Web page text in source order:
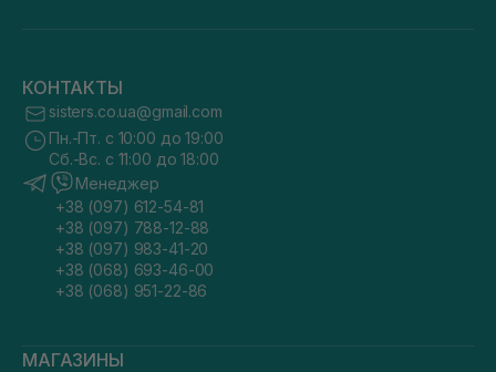
КОНТАКТЫ
sisters.co.ua@gmail.com
Пн.-Пт. с 10:00 до 19:00
Сб.-Вс. с 11:00 до 18:00
Менеджер
+38 (097) 612-54-81
+38 (097) 788-12-88
+38 (097) 983-41-20
+38 (068) 693-46-00
+38 (068) 951-22-86
МАГАЗИНЫ